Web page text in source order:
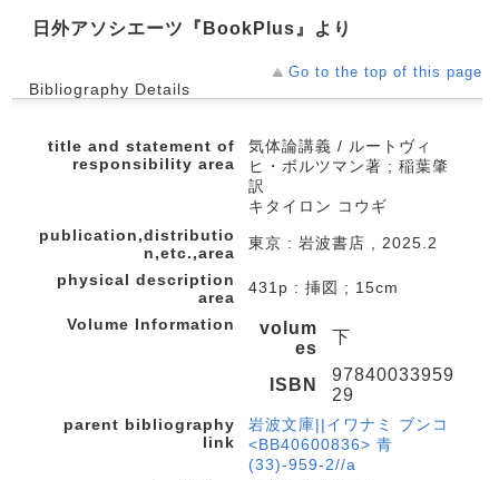
日外アソシエーツ『BookPlus』より
Go to the top of this page
Bibliography Details
title and statement of
responsibility area
気体論講義 / ルートヴィ
ヒ・ボルツマン著 ; 稲葉肇
訳
キタイロン コウギ
publication,distributio
n,etc.,area
東京 : 岩波書店 , 2025.2
physical description
area
431p : 挿図 ; 15cm
Volume Information
volum
es
下
ISBN
97840033959
29
parent bibliography
link
岩波文庫||イワナミ ブンコ
<BB40600836> 青
(33)-959-2//a